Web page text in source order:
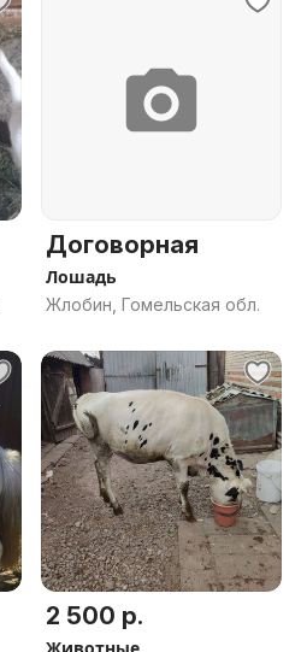
Договорная
Лошадь
Жлобин, Гомельская обл.
2 500 р.